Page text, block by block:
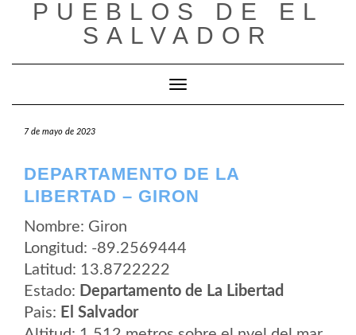
PUEBLOS DE EL
SALVADOR
Cambiar modo de navegación
7 de mayo de 2023
DEPARTAMENTO DE LA
LIBERTAD – GIRON
Nombre: Giron
Longitud: -89.2569444
Latitud: 13.8722222
Estado: Departamento de La Libertad
Pais: El Salvador